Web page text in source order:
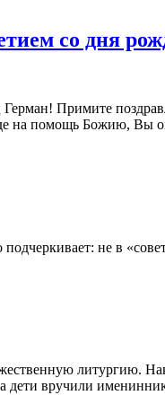
со дня
Примите
на помощь Божию, Вы
не в
литургию.
дети вручили